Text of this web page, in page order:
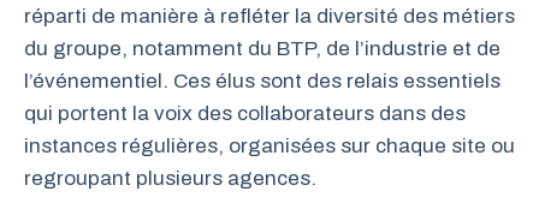
réparti de manière à refléter la diversité des métiers
du groupe, notamment du BTP, de l’industrie et de
l’événementiel. Ces élus sont des relais essentiels
qui portent la voix des collaborateurs dans des
instances régulières, organisées sur chaque site ou
regroupant plusieurs agences.